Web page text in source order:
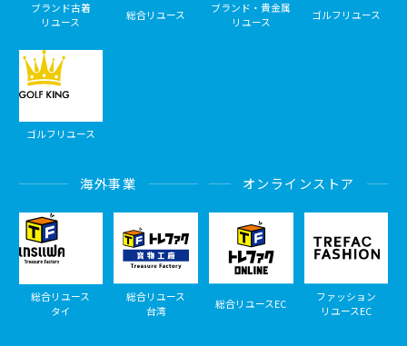
ブランド古着
リユース
総合リユース
ブランド・貴金属
リユース
ゴルフリユース
ゴルフリユース
海外事業
総合リユース
タイ
総合リユース
台湾
オンラインストア
総合リユースEC
ファッション
リユースEC